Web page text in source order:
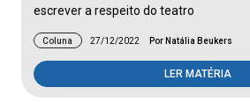
escrever a respeito do teatro
Coluna 27/12/2022 Por Natália Beukers
LER MATÉRIA